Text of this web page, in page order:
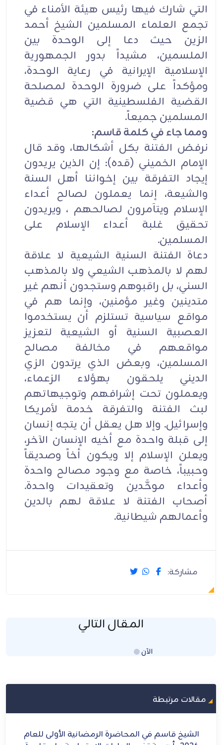
التي شارك فيها رئيس هيئة الأمناء في
تجمع العلماء المسلمين الشيخ أحمد
الزين حيث دعا إلى الوحدة بين
الملسمين، مشيداً بدور الجمهورية
الإسلامية الإيرانية في رعاية الوحدة،
ومؤكداً على ضرورة الوحدة لمصلحة
القضية الفلسطينية التي هي قضية
المسلمين جميعاً.
ومما جاء في كلمة قاسم:
نرفض الفتنة بكل أشكالها، وقد قال
الإمام الخميني (قده): إن الذين يريدون
إيجاد التفرقة بين إخواننا أهل السنة
والشيعة، إنما يعملون لصالح أعداء
الإسلام ويتآمرون لصالحهم ، ويريدون
تحقيق غلبة أعداء الإسلام على
المسلمين.
دعاة الفتنة السنية الشيعية لا علاقة
لهم لا بالمذهب الشيعي ولا بالمذهب
السني، بل راقبوهم وستجدون أنهم غير
متدينين وغير مؤمنين، وإنما هم في
مواقع سياسية تستلزم أن يستخدموا
العصبية السنية أو الشيعية لتعزيز
مواقعهم في مخالفة مصالح
المسلمين، وبعض الذي يرتدون الزي
الديني يلحقون بهؤلاء الزعماء،
ويعملون تحت إشرافهم وتوجيهاتهم
لبث الفتنة والتفرقة خدمة لأمريكا
وإسرائيل. وإلا هل يعقل أن يتجه إنسان
إلى قبلة واحدة مع أخيه الإنسان الآخر،
ويعلن الإسلام إلا ويكون أخاً وصديقاً
وحبيباً، خاصة مع وجود مصالح واحدة
وأعداء موحَّدين وتعقيدات واحدة.
أصحاب الفتنة لا علاقة لهم بالدين
وأعمالهم شيطانية.
مشاركة:
المقال التالي
الآنLoading...
مقالات مرتبطة
الأولى للعام
كربلاء ثورة إقامة العدل